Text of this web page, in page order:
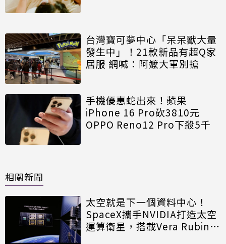
台灣寶可夢中心「呆呆獸大量
發生中」！21款新品有超Q家
居服 網喊：阿嬤大軍別搶
手機優惠蛇出來！蘋果
iPhone 16 Pro砍3810元
OPPO Reno12 Pro下殺5千
相關新聞
太空就是下一個資料中心！
SpaceX攜手NVIDIA打造太空
運算衛星，搭載Vera Rubin運